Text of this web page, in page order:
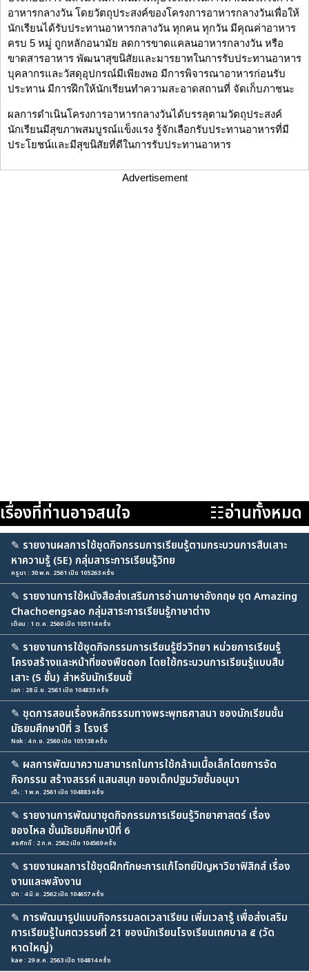
อาหารกลางวัน โดยวัตถุประสงค์ของโครงการอาหารกลางวันเพื่อให้
นักเรียนได้รับประทานอาหารกลางวัน ทุกคน ทุกวัน มีคุณค่าอาหาร
ครบ 5 หมู่ ถูกหลักอนามัย ลดการขาดแคลนอาหารกลางวัน หรือ
ขาดสารอาหาร พัฒนาสุขนิสัยและมารยาทในการรับประทานอาหาร
บุคลากรและวัสดุอุปกรณ์มีเพียงพอ มีการพิจารณาอาหารก่อนรับ
ประทาน มีการฝึกให้นักเรียนทำความสะอาดสถานที่ จัดเก็บภาชนะ
ผลการดำเนินโครงการอาหารกลางวันได้บรรลุตามวัตถุประสงค์
นักเรียนมีสุขภาพสมบูรณ์แข็งแรง รู้จักเลือกรับประทานอาหารที่มี
ประโยชน์และมีสุขนิสัยที่ดีในการรับประทานอาหาร
Advertisement
เรื่องที่ท่านอาจสนใจ ☷อ่านทั้งหมด
✎ รายงานผลการใช้ชุดกิจกรรมการเรียนรู้ตามกระบวนการสืบเสาะ
หาความรู้ (5E) กลุ่มสาระการเรียนรู้วิทย
ครูนา : 30 พ.ค. 2561 เปิด 105263 ครั้ง
✎ รายงานการใช้หนังสือส่งเสริมการอ่านภาษาอังกฤษ ชุด Amazing
Chachoengsao กลุ่มสาระการเรียนรู้ภาษาต่าง
เตือน : 1 ต.ค. 2560 เปิด 105114 ครั้ง
✎ รายงานการใช้ชุดกิจกรรมการเรียนรู้ชีววิทยา หน่วยการเรียนรู้
โครงสร้างและหน้าที่ของพืชดอก โดยใช้กระบวนการเรียนรู้แบบสืบ
เสาะ (5 ขั้น) สำหรับนักเรียนชั้
เอก : 28 มิ.ย. 2561 เปิด 104833 ครั้ง
✎ ชุดการสอนเรื่องหลักธรรมทางพระพุทธศาสนา ของนักเรียนชั้น
มัธยมศึกษาปีที่ 3 โรงเรี
Nok : 4 ก.ย. 2560 เปิด 105138 ครั้ง
✎ ผลการพัฒนาความสามารถในการใช้กล้ามเนื้อเล็กโดยการจัด
กิจกรรม สร้างสรรค์ แสนสนุก ของเด็กปฐมวัยชั้นอนุบา
เป๊ะ : 1 พ.ค. 2561 เปิด 104883 ครั้ง
✎ รายงานการพัฒนาชุดกิจกรรมการเรียนรู้วิทยาศาสตร์ เรื่อง
ของไหล ชั้นมัธยมศึกษาปีที่ 6
สรศักดิ์ : 2 ก.ค. 2562 เปิด 104569 ครั้ง
✎ รายงานผลการใช้ชุดฝึกทักษะการแก้โจทย์ปัญหาวิชาฟิสิกส์ เรื่อง
งานและพลังงาน
นัท : 4 มิ.ย. 2562 เปิด 104657 ครั้ง
✎ การพัฒนารูปแบบกิจกรรมลดเวลาเรียน เพิ่มเวลารู้ เพื่อส่งเสริม
การเรียนรู้ในศตวรรษที่ 21 ของนักเรียนโรงเรียนเทศบาล ๕ (วัด
หาดใหญ่)
kae : 29 ส.ค. 2563 เปิด 104814 ครั้ง